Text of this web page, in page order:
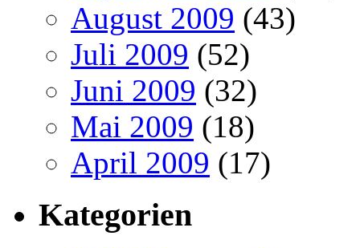
August 2009 (43)
Juli 2009 (52)
Juni 2009 (32)
Mai 2009 (18)
April 2009 (17)
Kategorien